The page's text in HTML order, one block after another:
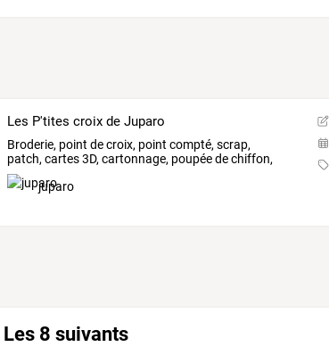
Les P'tites croix de Juparo
Broderie, point de croix, point compté, scrap,
patch, cartes 3D, cartonnage, poupée de chiffon,
tricot
juparo
Les 8 suivants